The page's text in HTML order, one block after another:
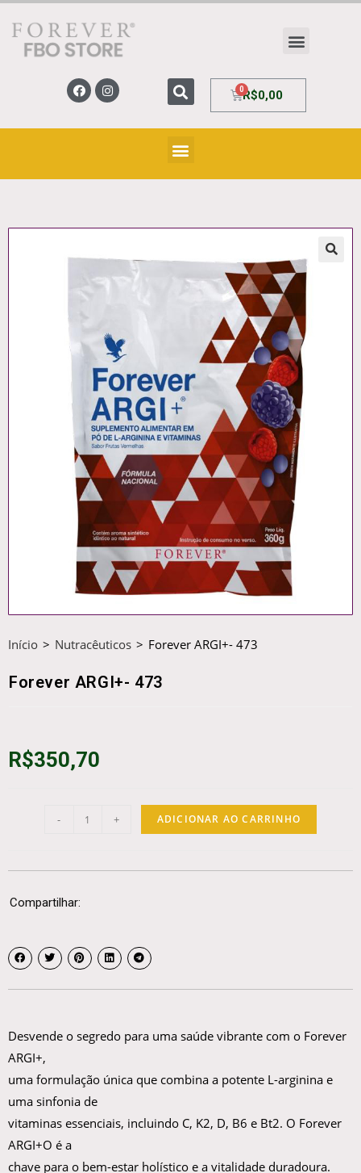
R$0,00
Início > Nutracêuticos > Forever ARGI+- 473
Forever ARGI+- 473
R$350,70
- + ADICIONAR AO CARRINHO
Compartilhar:
Desvende o segredo para uma saúde vibrante com o Forever
ARGI+,
uma formulação única que combina a potente L-arginina e
uma sinfonia de
vitaminas essenciais, incluindo C, K2, D, B6 e Bt2. O Forever
ARGI+O é a
chave para o bem-estar holístico e a vitalidade duradoura.